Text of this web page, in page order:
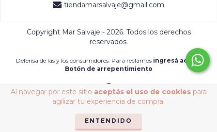
Al navegar por este sitio aceptás el uso de cookiespara
agilizar tu experiencia de compra.
ENTENDIDO
tiendamarsalvaje@gmail.com
Copyright Mar Salvaje - 2026. Todos los derechos
reservados.
Defensa de las y los consumidores. Para reclamos ingresá acá. /
Botón de arrepentimiento